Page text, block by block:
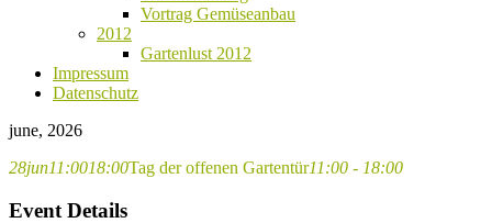
Vortrag Gemüseanbau
2012
Gartenlust 2012
Impressum
Datenschutz
june, 2026
28jun11:0018:00Tag der offenen Gartentür11:00 - 18:00
Event Details